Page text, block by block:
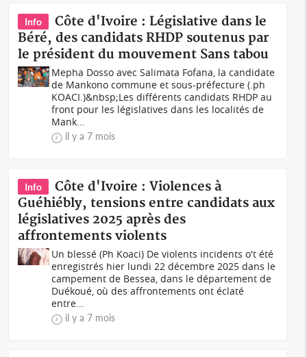
Info
Côte d'Ivoire : Législative dans le
Béré, des candidats RHDP soutenus par
le président du mouvement Sans tabou
Mepha Dosso avec Salimata Fofana, la candidate
de Mankono commune et sous-préfecture (.ph
KOACI.)&nbsp;Les différents candidats RHDP au
front pour les législatives dans les localités de
Mank...
il y a 7 mois
Info
Côte d'Ivoire : Violences à
Guéhiébly, tensions entre candidats aux
législatives 2025 après des
affrontements violents
Un blessé (Ph Koaci) De violents incidents o't été
enregistrés hier lundi 22 décembre 2025 dans le
campement de Bessea, dans le département de
Duékoué, où des affrontements ont éclaté
entre...
il y a 7 mois